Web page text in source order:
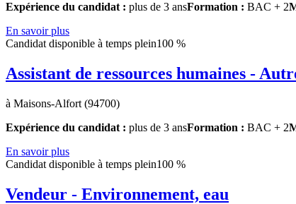
Expérience du candidat : plus de 3 ansFormation : BAC + 2
En savoir plus
Candidat disponible à temps plein100 %
Assistant de ressources humaines -
à Maisons-Alfort (94700)
Expérience du candidat : plus de 3 ansFormation : BAC + 2
En savoir plus
Candidat disponible à temps plein100 %
Vendeur - Environnement, eau